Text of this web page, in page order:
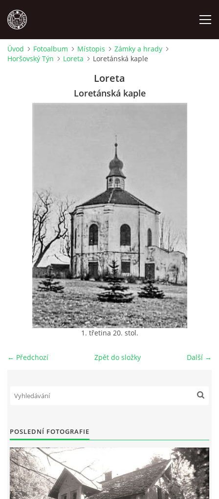
MÍSTOPIS
DŮL NA SLÍDU (NA KOLE)
Kontakt:
tel. 773 916 275
info@domdej.cz
--------------------------------------------------------------
města Domažlice.
© 2026 eStránky.cz
Úvod Fotoalbum Místopis
Zámky a hrady
Horšovský Týn
Loreta Loretánská kaple
Loreta
Loretánská kaple
1. třetina 20. stol.
← Předchozí Další →
Zpět do složky
POSLEDNÍ FOTOGRAFIE